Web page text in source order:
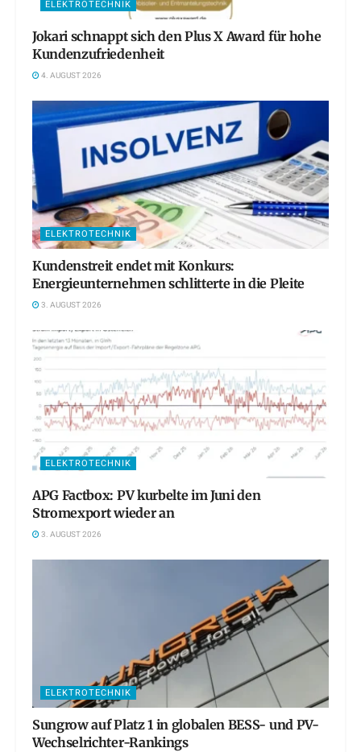
ELEKTROTECHNIK
Jokari schnappt sich den Plus X Award für hohe
Kundenzufriedenheit
4. AUGUST 2026
ELEKTROTECHNIK
Kundenstreit endet mit Konkurs:
Energieunternehmen schlitterte in die Pleite
3. AUGUST 2026
ELEKTROTECHNIK
APG Factbox: PV kurbelte im Juni den
Stromexport wieder an
3. AUGUST 2026
ELEKTROTECHNIK
Sungrow auf Platz 1 in globalen BESS- und PV-
Wechselrichter-Rankings